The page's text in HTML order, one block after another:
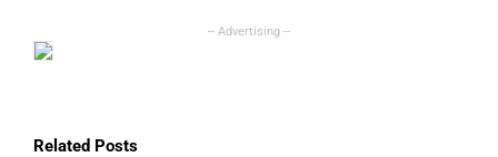
Related Posts